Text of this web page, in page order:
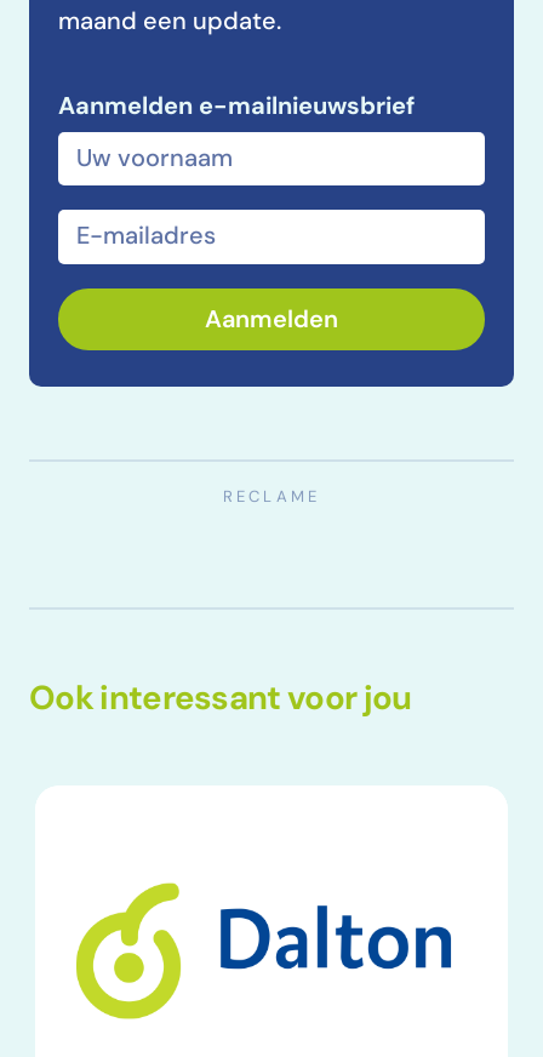
maand een update.
Aanmelden e-mailnieuwsbrief
Voor- en achternaam
E-mailadres
Aanmelden
Ook interessant voor jou